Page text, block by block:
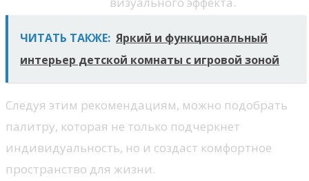
ЧИТАТЬ ТАКЖЕ: Яркий и функциональный
интерьер детской комнаты с игровой зоной
Следуя этим рекомендациям, можно подобрать
палитру, которая не только подчеркнет
индивидуальность, но и создаст комфортное
пространство для жизни.